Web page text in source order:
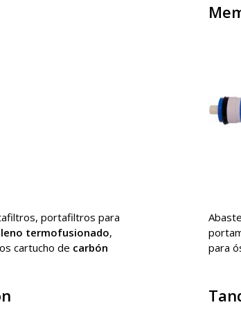
portafiltros para
termofusionado,
cartucho de carbón
para